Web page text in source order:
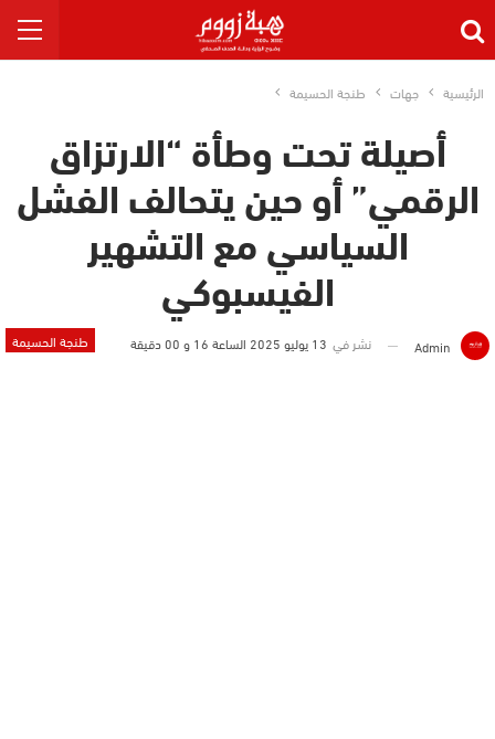
الرئيسية جهات طنجة الحسيمة
أصيلة تحت وطأة “الارتزاق
الرقمي” أو حين يتحالف الفشل
السياسي مع التشهير
الفيسبوكي
طنجة الحسيمة Admin نشر في 13 يوليو 2025 الساعة 16 و 00 دقيقة